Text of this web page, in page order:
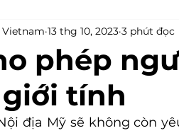
Thái Lan UAE
Tây Ban Nha New Zealand
phép
tính
Vietnam 13 thg 10, 2023 3 phút đọc
địa Mỹ sẽ không còn